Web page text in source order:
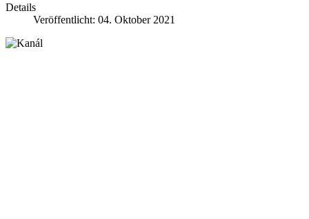
Details
Veröffentlicht: 04. Oktober 2021